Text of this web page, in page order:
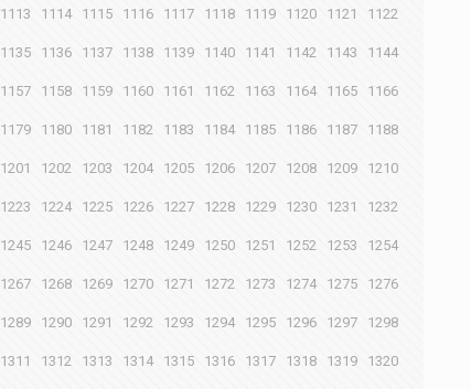
1113 1114 1115 1116 1117 1118 1119 1120 1121 1122
1135 1136 1137 1138 1139 1140 1141 1142 1143 1144
1157 1158 1159 1160 1161 1162 1163 1164 1165 1166
1179 1180 1181 1182 1183 1184 1185 1186 1187 1188
1201 1202 1203 1204 1205 1206 1207 1208 1209 1210
1223 1224 1225 1226 1227 1228 1229 1230 1231 1232
1245 1246 1247 1248 1249 1250 1251 1252 1253 1254
1267 1268 1269 1270 1271 1272 1273 1274 1275 1276
1289 1290 1291 1292 1293 1294 1295 1296 1297 1298
1311 1312 1313 1314 1315 1316 1317 1318 1319 1320